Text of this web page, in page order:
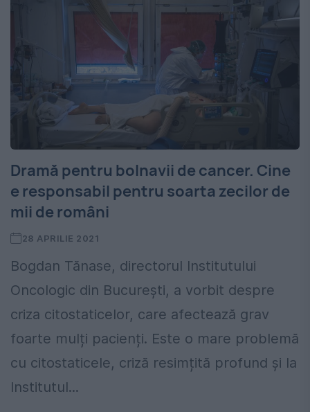
Dramă pentru bolnavii de cancer. Cine
e responsabil pentru soarta zecilor de
mii de români
28 APRILIE 2021
Bogdan Tănase, directorul Institutului
Oncologic din București, a vorbit despre
criza citostaticelor, care afectează grav
foarte mulți pacienți. Este o mare problemă
cu citostaticele, criză resimțită profund și la
Institutul...